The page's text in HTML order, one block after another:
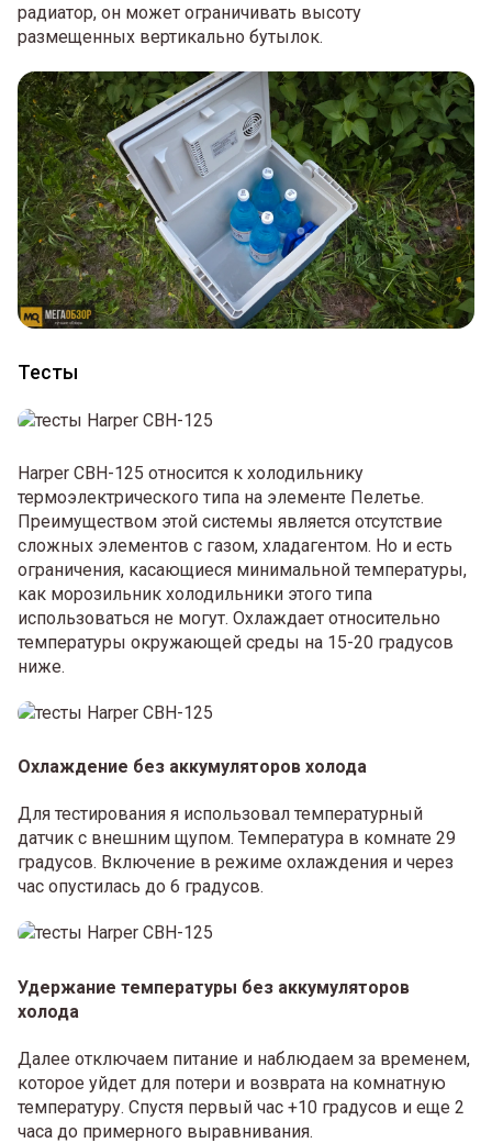
радиатор, он может ограничивать высоту
размещенных вертикально бутылок.
Тесты
Harper CBH-125 относится к холодильнику
термоэлектрического типа на элементе Пелетье.
Преимуществом этой системы является отсутствие
сложных элементов с газом, хладагентом. Но и есть
ограничения, касающиеся минимальной температуры,
как морозильник холодильники этого типа
использоваться не могут. Охлаждает относительно
температуры окружающей среды на 15-20 градусов
ниже.
Охлаждение без аккумуляторов холода
Для тестирования я использовал температурный
датчик с внешним щупом. Температура в комнате 29
градусов. Включение в режиме охлаждения и через
час опустилась до 6 градусов.
Удержание температуры без аккумуляторов
холода
Далее отключаем питание и наблюдаем за временем,
которое уйдет для потери и возврата на комнатную
температуру. Спустя первый час +10 градусов и еще 2
часа до примерного выравнивания.